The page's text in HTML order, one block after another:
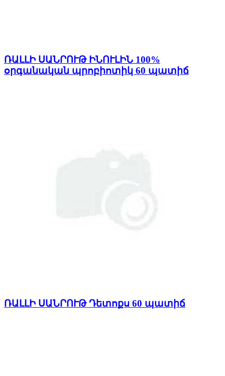
ՌԱԼԼԻ ՍԱՆՐՈՒԹ ԻՆՈՒԼԻՆ 100%
օրգանական պրոբիոտիկ 60 պատիճ
ՌԱԼԼԻ ՍԱՆՐՈՒԹ Դետոքս 60 պատիճ